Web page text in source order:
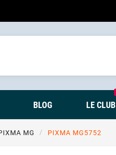
BLOG LE CLUB
MG PIXMA MG5752